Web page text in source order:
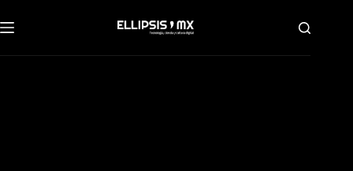
al
contenido